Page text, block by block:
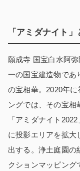
「アミダナイト」
願成寺 国宝白水阿
一の国宝建造物であ
の宝相華。2020年
ングでは、その宝相
「アミダナイト
に投影エリアを拡大
出する。浄土庭園の
クションマッピング